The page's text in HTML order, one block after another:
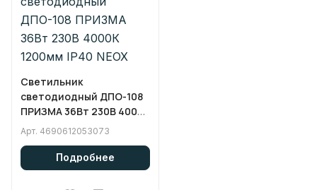
Светильник
светодиодный ДПО-108
ПРИЗМА 36Вт 230В 4000К
1200мм IP40 NEOX
Арт. 4690612053073
Подробнее